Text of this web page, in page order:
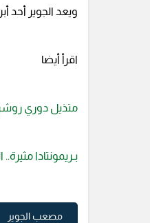
ويعد الجوير أحد
اقرأ أيضا
متذيل دوري
بـريمونتادا
مصعب الجوير